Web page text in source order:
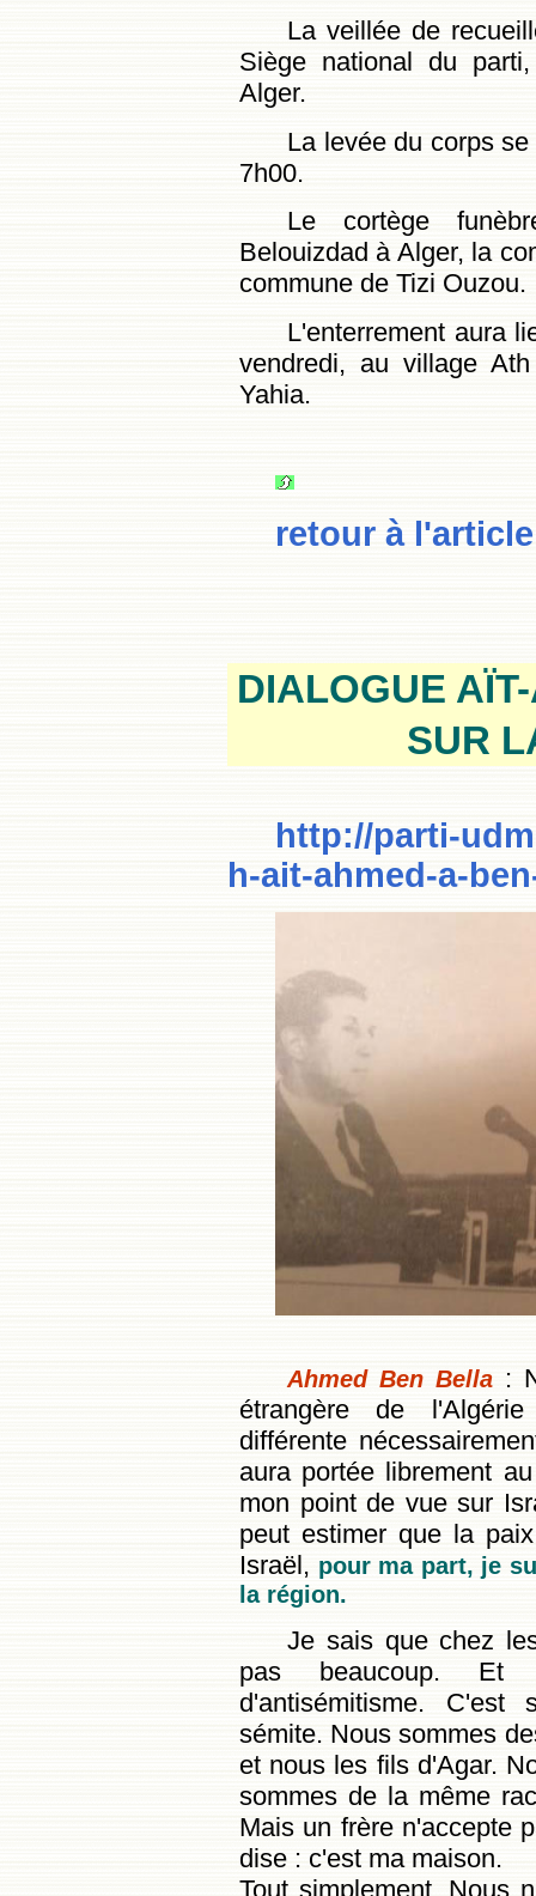
La veillée de
Siège national du
Alger.
La levée du corps
7h00.
Le cortège
Belouizdad à Alger, la
commune de Tizi Ouzou.
L'enterrement aura
vendredi, au village
Yahia.
retour à l'article
DIALOGUE
SUR
http://parti-
h-ait-ahmed-a-
Ahmed Ben Bella :
étrangère de
différente
aura portée librement
mon point de vue sur
peut estimer que la
Israël, pour ma part, je
la région.
Je sais que chez
pas beaucoup. Et
d'antisémitisme.
sémite. Nous sommes
et nous les fils d'Agar.
sommes de la même
Mais un frère n'accepte
dise : c'est ma maison.
Tout simplement. Nous